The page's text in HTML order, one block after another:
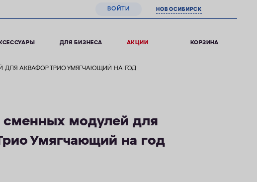
ВОЙТИ НОВОСИБИРСК
ДЛЯ БИЗНЕСА АКЦИИ КОРЗИНА
ДЛЯ АКВАФОР ТРИО УМЯГЧАЮЩИЙ НА ГОД
сменных модулей для
Умягчающий на год